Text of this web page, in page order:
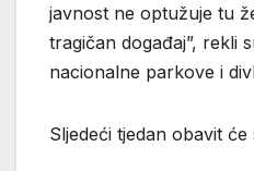
javnost ne optužuje tu
tragičan događaj”, rekli
nacionalne parkove i
Sljedeći tjedan obavit će